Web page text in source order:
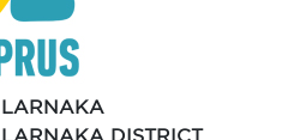
LARNAKA
LARNAKA DISTRICT